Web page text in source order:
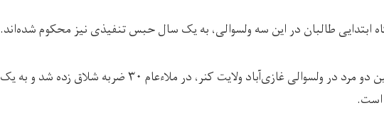
ابتدایی طالبان در این سه ولسوالی، به یک سال حبس تنفیذی نیز محکوم شده‌اند.
یک تن به اتهام رابطه‌ی جنسی بین دو مرد در ولسوالی غازی‌آباد ولایت کنر، در ملاءعام ۳۰ ضربه شلاق زده شد و به یک